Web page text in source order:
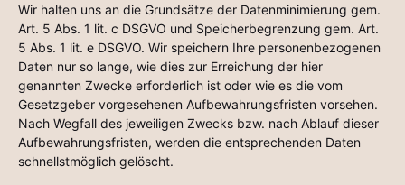
Wir halten uns an die Grundsätze der Datenminimierung gem.
Art. 5 Abs. 1 lit. c DSGVO und Speicherbegrenzung gem. Art.
5 Abs. 1 lit. e DSGVO. Wir speichern Ihre personenbezogenen
Daten nur so lange, wie dies zur Erreichung der hier
genannten Zwecke erforderlich ist oder wie es die vom
Gesetzgeber vorgesehenen Aufbewahrungsfristen vorsehen.
Nach Wegfall des jeweiligen Zwecks bzw. nach Ablauf dieser
Aufbewahrungsfristen, werden die entsprechenden Daten
schnellstmöglich gelöscht.